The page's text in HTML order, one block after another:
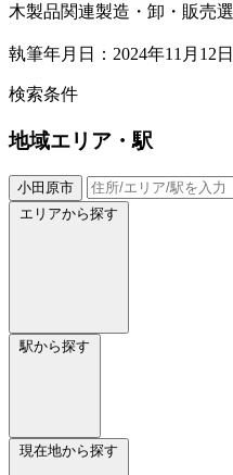
木製品関連製造・卸・販売
執筆年月日：2024年11月12日
検索条件
地域エリア・駅
小田原市
エリアから探す
駅から探す
現在地から探す